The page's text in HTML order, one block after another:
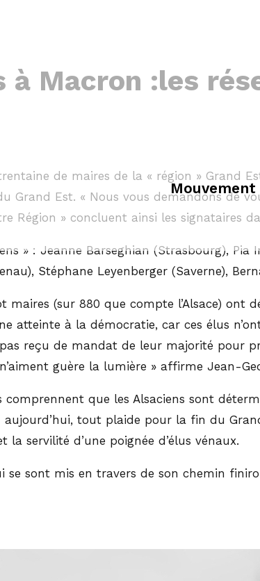
Mouvement
à Macron :les
de maires de la « région » Grand
Grand Est. « Nous vous demandons de
Région » concluent ainsi les signataires
» : Jeanne Barseghian (Strasbourg),
Stéphane Leyenberger (Saverne),
(sur 880 que compte l’Alsace) ont
atteinte à la démocratie, car ces élus
reçu de mandat de leur majorité pour
guère la lumière » affirme Jean-
que les Alsaciens sont
aujourd’hui, tout plaide pour la fin du
servilité d’une poignée d’élus vénaux.
sont mis en travers de son chemin